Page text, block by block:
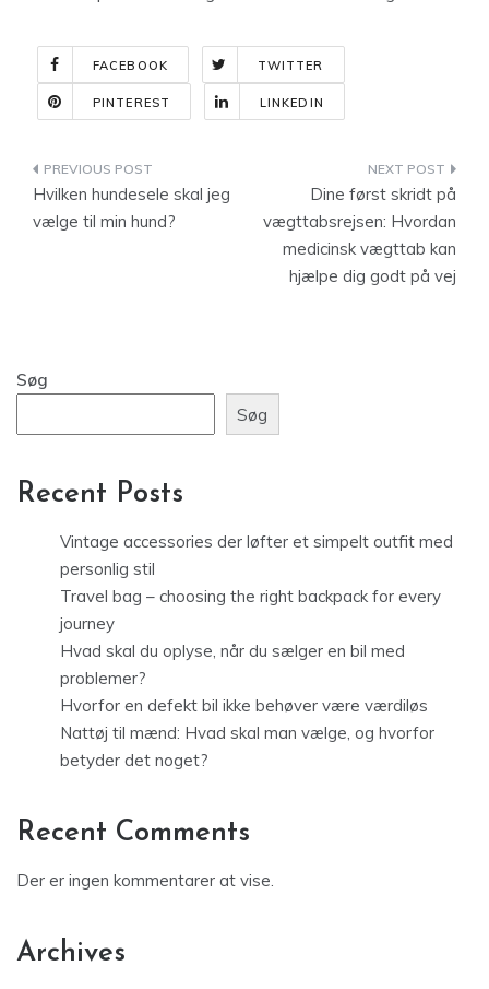
FACEBOOK TWITTER
PINTEREST LINKEDIN
Indlægsnavigation
Hvilken hundesele skal jeg
vælge til min hund?
Dine først skridt på
vægttabsrejsen: Hvordan
medicinsk vægttab kan
hjælpe dig godt på vej
Søg
Søg
Recent Posts
Vintage accessories der løfter et simpelt outfit med
personlig stil
Travel bag – choosing the right backpack for every
journey
Hvad skal du oplyse, når du sælger en bil med
problemer?
Hvorfor en defekt bil ikke behøver være værdiløs
Nattøj til mænd: Hvad skal man vælge, og hvorfor
betyder det noget?
Recent Comments
Der er ingen kommentarer at vise.
Archives